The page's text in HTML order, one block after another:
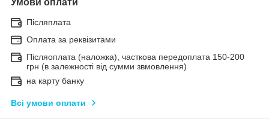
Післяплата
Оплата за реквізитами
Післяоплата (наложка), часткова передоплата 150-200
грн (в залежності від сумми звмовлення)
на карту банку
Всі умови оплати